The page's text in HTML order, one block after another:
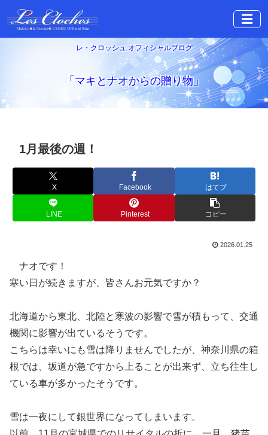
☰
レ・クロッシュ オフィシャルブログ
「マキとナオからの贈り物」
1月最後の週！
X Facebook はてブ
LINE Pinterest コピー
2026.01.25
ナオです！
寒い日が続きますが、皆さんお元気ですか？
北海道から東北、北陸と寒波の影響で雪が積もって、交通
機関に影響が出ているそうです。
こちらは幸いにも雪は降りませんでしたが、神奈川県の箱
根では、坂道が急ですから上ることが出来ず、立ち往生し
ている車が多かったそうです。
雪は一夜にして銀世界になってしまいます。